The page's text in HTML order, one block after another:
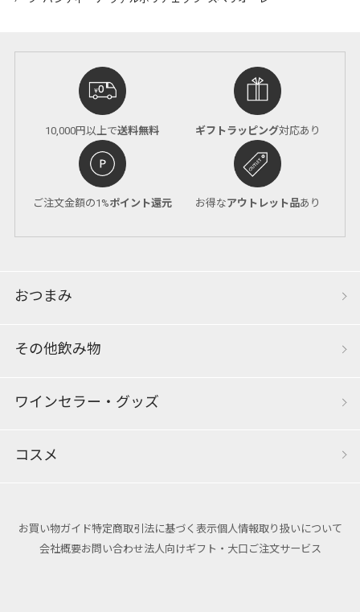
10,000円以上で送料無料 ギフトラッピング対応あり
ご注文金額の1%ポイント還元 お得なアウトレット品あり
おつまみ
その他飲み物
ワインセラー・グッズ
コスメ
お買い物ガイド特定商取引法に基づく表示個人情報取り扱いについて
会社概要お問い合わせ法人向けギフト・大口ご注文サービス